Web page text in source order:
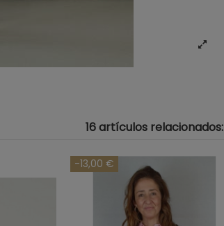
16 artículos relacionados:
-13,00 €